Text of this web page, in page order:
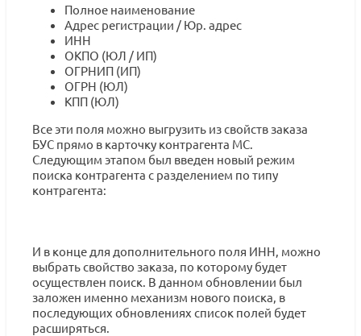
Полное наименование
Адрес регистрации / Юр. адрес
ИНН
ОКПО (ЮЛ / ИП)
ОГРНИП (ИП)
ОГРН (ЮЛ)
КПП (ЮЛ)
Все эти поля можно выгрузить из свойств заказа
БУС прямо в карточку контрагента МС.
Следующим этапом был введен новый режим
поиска контрагента с разделением по типу
контрагента:
И в конце для дополнительного поля ИНН, можно
выбрать свойство заказа, по которому будет
осуществлен поиск. В данном обновлении был
заложен именно механизм нового поиска, в
последующих обновлениях список полей будет
расширяться.